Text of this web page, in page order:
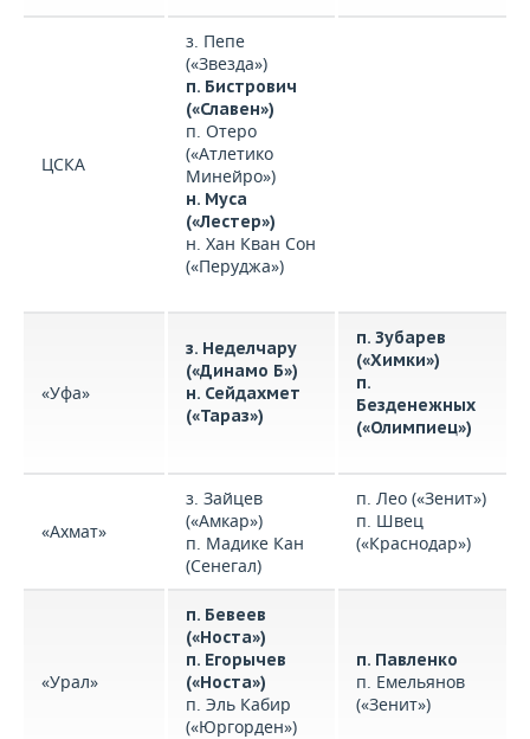
ЦСКА
з. Пепе
(«Звезда»)
п. Бистрович
(«Славен»)
п. Отеро
(«Атлетико
Минейро»)
н. Муса
(«Лестер»)
н. Хан Кван Сон
(«Перуджа»)
«Уфа»
з. Неделчару
(«Динамо Б»)
н. Сейдахмет
(«Тараз»)
п. Зубарев
(«Химки»)
п.
Безденежных
(«Олимпиец»)
«Ахмат»
з. Зайцев
(«Амкар»)
п. Мадике Кан
(Сенегал)
п. Лео («Зенит»)
п. Швец
(«Краснодар»)
«Урал»
п. Бевеев
(«Носта»)
п. Егорычев
(«Носта»)
п. Эль Кабир
(«Юргорден»)
п. Павленко
п. Емельянов
(«Зенит»)